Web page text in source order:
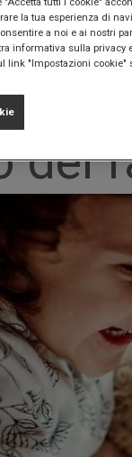
del
la tua esperienza di
a noi e ai nostri
informativa sulla
link "Impostazioni cookie"